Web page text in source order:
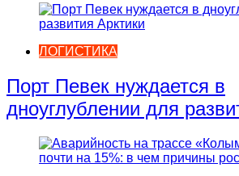
ЛОГИСТИКА
Порт Певек нуждается в
дноуглублении для